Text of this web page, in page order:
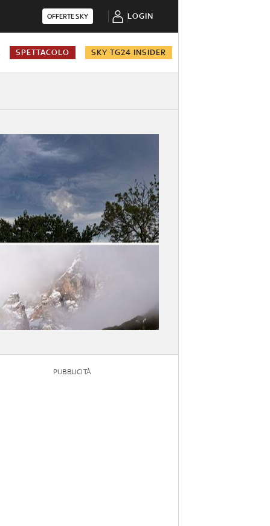
OFFERTE SKY LOGIN
SPETTACOLO SKY TG24 INSIDER
PUBBLICITÀ